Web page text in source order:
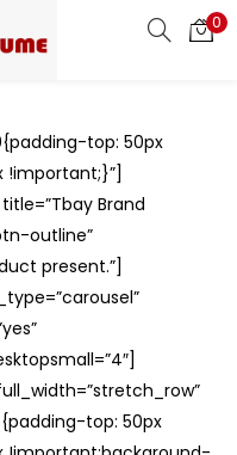
0
top: 50px
Brand
outline”
present.”]
top: 50px
to login.